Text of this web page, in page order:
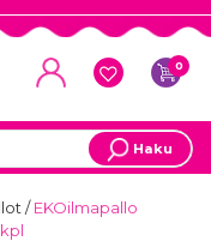
0
Haku
/EKOilmapallo